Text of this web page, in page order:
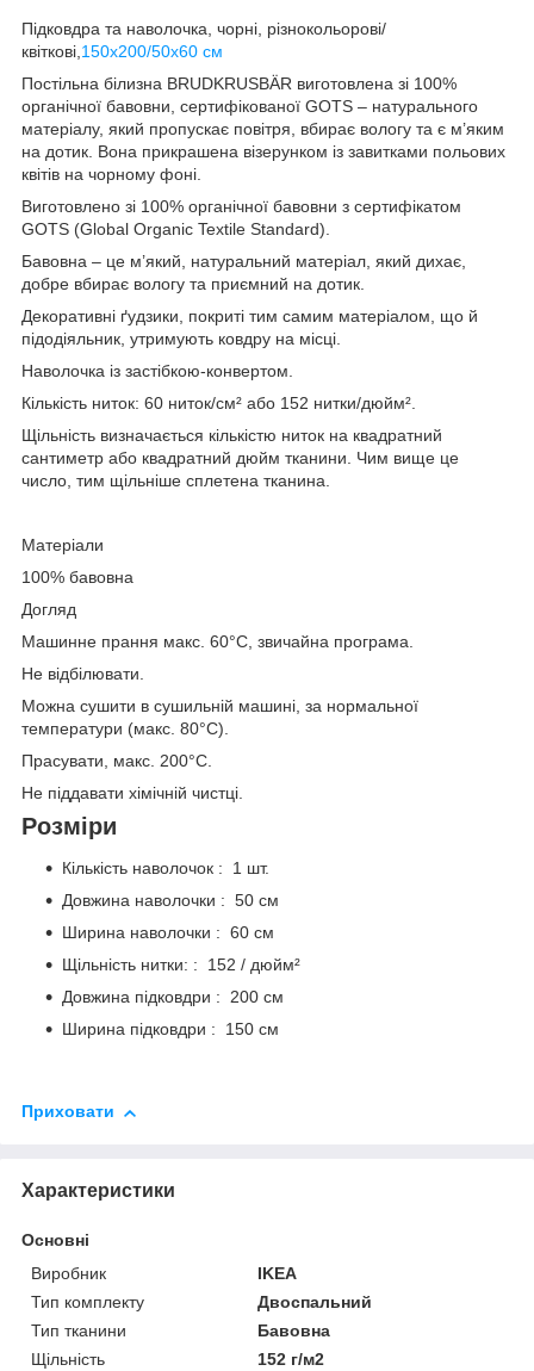
Підковдра та наволочка, чорні, різнокольорові/
квіткові, 150x200/50x60 см
Постільна білизна BRUDKRUSBÄR виготовлена ​​зі 100%
органічної бавовни, сертифікованої GOTS – натурального
матеріалу, який пропускає повітря, вбирає вологу та є м’яким
на дотик. Вона прикрашена візерунком із завитками польових
квітів на чорному фоні.
Виготовлено зі 100% органічної бавовни з сертифікатом
GOTS (Global Organic Textile Standard).
Бавовна – це м’який, натуральний матеріал, який дихає,
добре вбирає вологу та приємний на дотик.
Декоративні ґудзики, покриті тим самим матеріалом, що й
підодіяльник, утримують ковдру на місці.
Наволочка із застібкою-конвертом.
Кількість ниток: 60 ниток/см² або 152 нитки/дюйм².
Щільність визначається кількістю ниток на квадратний
сантиметр або квадратний дюйм тканини. Чим вище це
число, тим щільніше сплетена тканина.
Матеріали
100% бавовна
Догляд
Машинне прання макс. 60°C, звичайна програма.
Не відбілювати.
Можна сушити в сушильній машині, за нормальної
температури (макс. 80°C).
Прасувати, макс. 200°C.
Не піддавати хімічній чистці.
Розміри
Кількість наволочок : 1 шт.
Довжина наволочки : 50 см
Ширина наволочки : 60 см
Щільність нитки: : 152 / дюйм²
Довжина підковдри : 200 см
Ширина підковдри : 150 см
Приховати
Характеристики
Основні
Виробник
IKEA
Тип комплекту
Двоспальний
Тип тканини
Бавовна
Щільність
152 г/м2